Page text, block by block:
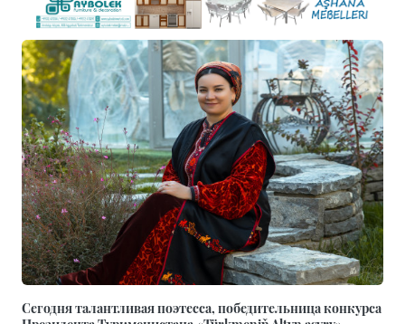
Сегодня талантливая поэтесса, победительница конкурса